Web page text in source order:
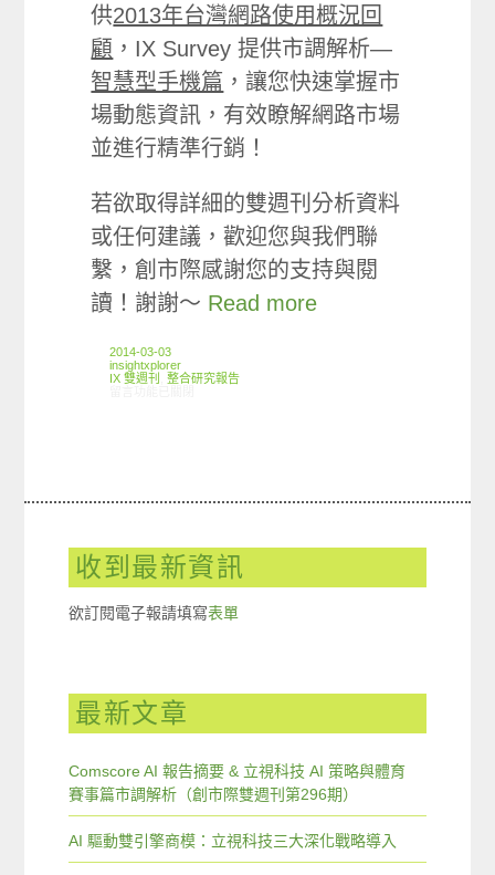
供2013年台灣網路使用概況回
顧 ，IX Survey 提供市調解析—
智慧型手機篇 ，讓您快速掌握市
場動態資訊，有效瞭解網路市場
並進行精準行銷！
若欲取得詳細的雙週刊分析資料
或任何建議，歡迎您與我們聯
繫，創市際感謝您的支持與閱
讀！謝謝～ Read more
2014-03-03
insightxplorer
IX 雙週刊
,整合研究報告
收到最新資訊
欲訂閱電子報請填寫表單
最新文章
Comscore AI 報告摘要 & 立視科技 AI 策略與體育
賽事篇市調解析（創市際雙週刊第296期）
AI 驅動雙引擎商模：立視科技三大深化戰略導入